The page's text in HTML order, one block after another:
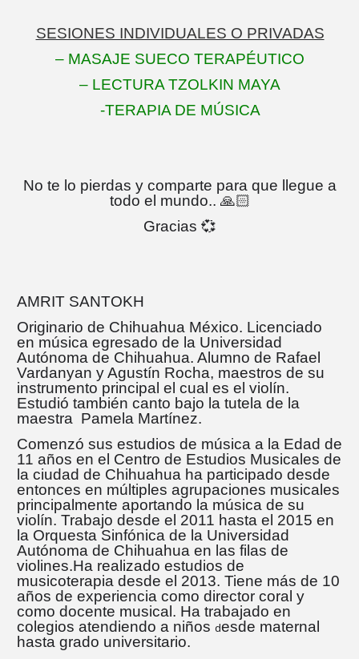
SESIONES INDIVIDUALES O PRIVADAS
– MASAJE SUECO TERAPÉUTICO
– LECTURA TZOLKIN MAYA
-TERAPIA DE MÚSICA
No te lo pierdas y comparte para que llegue a
todo el mundo.. 🙏🏻
Gracias 💞
AMRIT SANTOKH
Originario de Chihuahua México. Licenciado
en música egresado de la Universidad
Autónoma de Chihuahua. Alumno de Rafael
Vardanyan y Agustín Rocha, maestros de su
instrumento principal el cual es el violín.
Estudió también canto bajo la tutela de la
maestra Pamela Martínez.
Comenzó sus estudios de música a la Edad de
11 años en el Centro de Estudios Musicales de
la ciudad de Chihuahua ha participado desde
entonces en múltiples agrupaciones musicales
principalmente aportando la música de su
violín. Trabajo desde el 2011 hasta el 2015 en
la Orquesta Sinfónica de la Universidad
Autónoma de Chihuahua en las filas de
violines.Ha realizado estudios de
musicoterapia desde el 2013. Tiene más de 10
años de experiencia como director coral y
como docente musical. Ha trabajado en
colegios atendiendo a niños desde maternal
hasta grado universitario.